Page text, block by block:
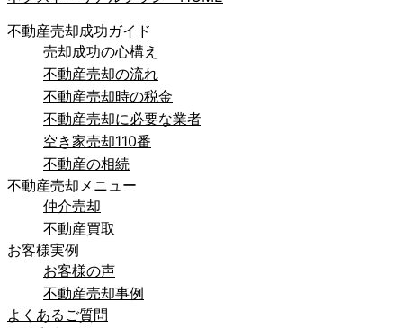
不動産売却成功ガイド
売却成功の心構え
不動産売却の流れ
不動産売却時の税金
不動産売却に必要な業者
空き家売却110番
不動産の相続
不動産売却メニュー
仲介売却
不動産買取
お客様実例
お客様の声
不動産売却事例
よくあるご質問